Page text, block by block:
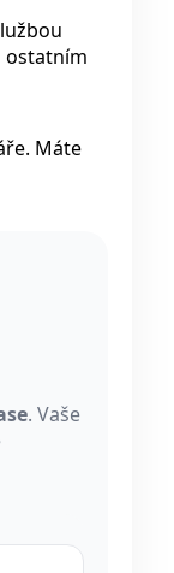
ostatním
Máte
. Vaše